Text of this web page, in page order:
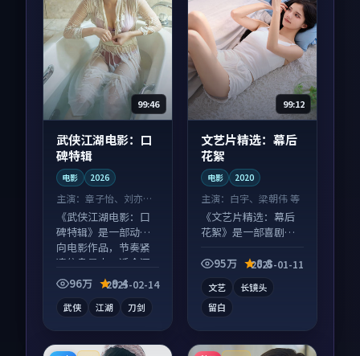
99:46
武侠江湖电影：口
碑特辑
电影 2026
主演： 章子怡、刘亦菲
等
《武侠江湖电影：口
碑特辑》是一部动作
向电影作品，节奏紧
凑信息量大，适合沉
浸式追看。
96万 9.4
2025-02-14
武侠 江湖 刀剑
99:12
文艺片精选：幕后
花絮
电影 2020
主演： 白宇、梁朝伟 等
《文艺片精选：幕后
花絮》是一部喜剧向
在线，配乐与镜头配
95万 8.8
2025-01-11
文艺
长镜头
留白